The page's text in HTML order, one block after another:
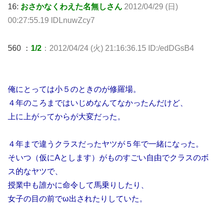
16: おさかなくわえた名無しさん 2012/04/29 (日)
00:27:55.19 IDLnuwZcy7
560 ： 1/2 ：2012/04/24 (火) 21:16:36.15 ID:/edDGsB4
俺にとっては小５のときのが修羅場。
４年のころまではいじめなんてなかったんだけど、
上に上がってからが大変だった。
４年まで違うクラスだったヤツが５年で一緒になった。
そいつ（仮にAとします）がものすごい自由でクラスのボ
ス的なヤツで、
授業中も誰かに命令して馬乗りしたり、
女子の目の前でω出されたりしていた。